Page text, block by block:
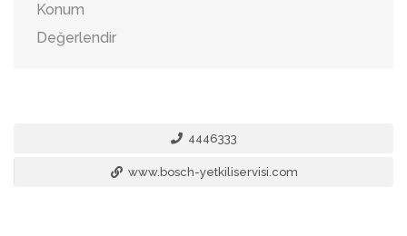
Konum
Değerlendir
4446333
www.bosch-yetkiliservisi.com